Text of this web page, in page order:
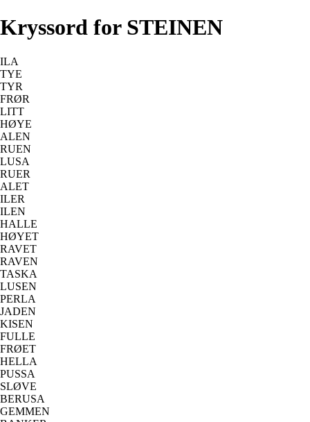
Kryssord for STEINEN
ILA
TYE
TYR
FRØR
LITT
HØYE
ALEN
RUEN
LUSA
RUER
ALET
ILER
ILEN
HALLE
HØYET
RAVET
RAVEN
TASKA
LUSEN
PERLA
JADEN
KISEN
FULLE
FRØET
HELLA
PUSSA
SLØVE
BERUSA
GEMMEN